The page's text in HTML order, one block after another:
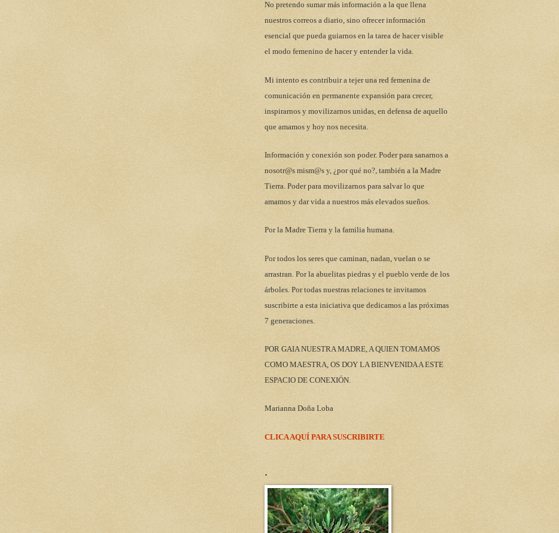
No pretendo sumar más información a la que llena
nuestros correos a diario, sino ofrecer información
esencial que pueda guiarnos en la tarea de hacer visible
el modo femenino de hacer y entender la vida.
Mi intento es contribuir a tejer una red femenina de
comunicación en permanente expansión para crecer,
inspirarnos y movilizarnos unidas, en defensa de aquello
que amamos y hoy nos necesita.
Información y conexión son poder. Poder para sanarnos a
nosotr@s mism@s y, ¿por qué no?, también a la Madre
Tierra. Poder para movilizarnos para salvar lo que
amamos y dar vida a nuestros más elevados sueños.
Por la Madre Tierra y la familia humana.
Por todos los seres que caminan, nadan, vuelan o se
arrastran. Por la abuelitas piedras y el pueblo verde de los
árboles. Por todas nuestras relaciones te invitamos
suscribirte a esta iniciativa que dedicamos a las próximas
7 generaciones.
POR GAIA NUESTRA MADRE, A QUIEN TOMAMOS
COMO MAESTRA, OS DOY LA BIENVENIDA A ESTE
ESPACIO DE CONEXIÓN.
Marianna Doña Loba
CLICA AQUÍ PARA SUSCRIBIRTE
.